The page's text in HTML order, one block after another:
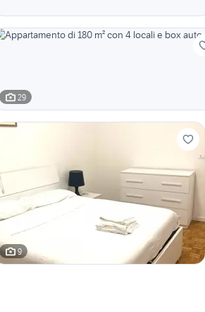
29
9